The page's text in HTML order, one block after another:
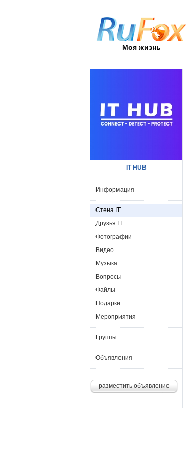
Моя жизнь
IT HUB
Информация
Стена IT
Друзья IT
Фотографии
Видео
Музыка
Вопросы
Файлы
Подарки
Мероприятия
Группы
Объявления
разместить объявление